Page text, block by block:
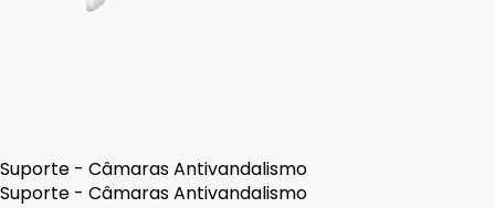
Suporte - Câmaras Antivandalismo
Suporte - Câmaras Antivandalismo